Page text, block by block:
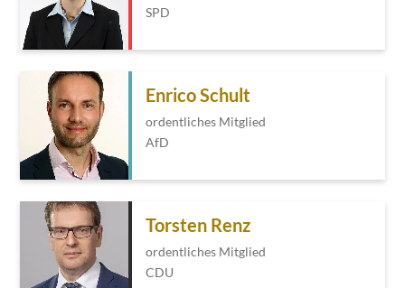
SPD
Enrico Schult
ordentliches Mitglied
AfD
Torsten Renz
ordentliches Mitglied
CDU